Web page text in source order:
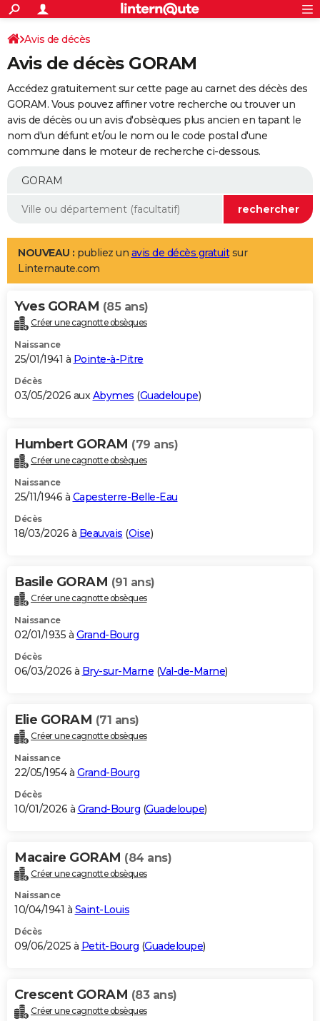
ACTUALITÉS
Politique
Société
Faits Divers
Education
Monde
Villes
+
SPORT
Coupe du monde 2026
Football
Tennis
Cyclisme
Rugby
Forum
Programme TV
TNT
Streaming
Cinéma
Sorties cinéma
Musique
+
FINANCE
Retraite
Epargne
Immobilier
Risques naturels par ville
Banque
Assurance
AUTO
Essais
Réserver un essai
Citadines
Berlines
SUV
Forum auto
+
Mobiles
Meilleur smartphone
Internet
Ordinateurs
Jeux vidéo
Guide high-tech
Aménagement intérieur
LIFESTYLE
Art de vivre
Bien-être
Loisirs
Mode
Modes de vie
Alimentation
Guide de la santé
Maladies
Médicaments
Sommeil
VOYAGE
Destinations
City break
Voyage nature
Voyage de noces
Forum
Climat
+PHOTO
GUIDES D'ACHAT
BONS PLANS
Carte de Noël
Carte Bonne année
Carte Saint-Valentin
Carte Pâques
Carte d'anniversaire
DICTIONNAIRE
Dictionnaire
Biographies
Citations
Expressions
Proverbes
PROGRAMME TV
S'inscrire
Se connecter
Lycées
Collèges
Primaires
Universités
Entreprises
Service militaire
Avis de recherche
AVIS DE DÉCÈS
Bricolage
Lifestyle
Culture
Sport
Auto
Television
Voyage
Cinema
Avis de décès
Avis de décès GORAM
Accédez gratuitement sur cette page au carnet des décès des
GORAM. Vous pouvez affiner votre recherche ou trouver un
avis de décès ou un avis d'obsèques plus ancien en tapant le
nom d'un défunt et/ou le nom ou le code postal d'une
commune dans le moteur de recherche ci-dessous.
NOUVEAU : publiez un avis de décès gratuitsur
Linternaute.com
Yves GORAM (85 ans)
Créer une cagnotte obsèques
Naissance
25/01/1941 à Pointe-à-Pitre
Décès
03/05/2026 auxAbymes (Guadeloupe)
Humbert GORAM (79 ans)
Créer une cagnotte obsèques
Naissance
25/11/1946 à Capesterre-Belle-Eau
Décès
18/03/2026 à Beauvais (Oise)
Basile GORAM (91 ans)
Créer une cagnotte obsèques
Naissance
02/01/1935 à Grand-Bourg
Décès
06/03/2026 à Bry-sur-Marne (Val-de-Marne)
Elie GORAM (71 ans)
Créer une cagnotte obsèques
Naissance
22/05/1954 à Grand-Bourg
Décès
10/01/2026 à Grand-Bourg (Guadeloupe)
Macaire GORAM (84 ans)
Créer une cagnotte obsèques
Naissance
10/04/1941 à Saint-Louis
Décès
09/06/2025 à Petit-Bourg (Guadeloupe)
Crescent GORAM (83 ans)
Créer une cagnotte obsèques